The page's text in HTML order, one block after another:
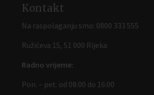
Kontakt
Na raspolaganju smo: 0800 333 555
Ružićeva 15, 51 000 Rijeka
Radno vrijeme:
Pon. – pet. od 08:00 do 16:00